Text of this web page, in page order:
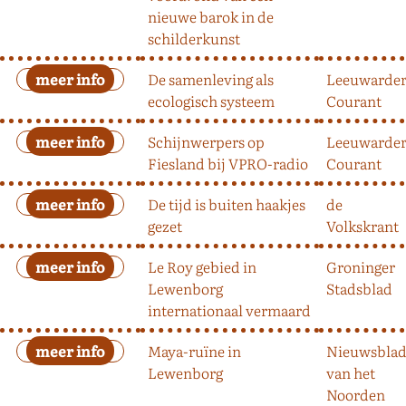
nieuwe barok in de
schilderkunst
De samenleving als
ecologisch systeem
Leeuwarder
Courant
Schijnwerpers op
Fiesland bij VPRO-radio
Leeuwarder
Courant
De tijd is buiten haakjes
gezet
de
Volkskrant
Le Roy gebied in
Lewenborg
internationaal vermaard
Groninger
Stadsblad
Maya-ruïne in
Lewenborg
Nieuwsblad
van het
Noorden